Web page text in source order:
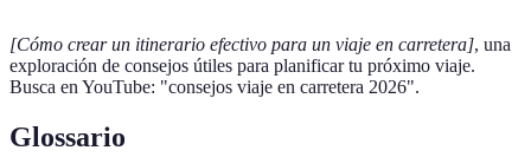
[Cómo crear un itinerario efectivo para un viaje en carretera], una
exploración de consejos útiles para planificar tu próximo viaje.
Busca en YouTube: "consejos viaje en carretera 2026".
Glossario